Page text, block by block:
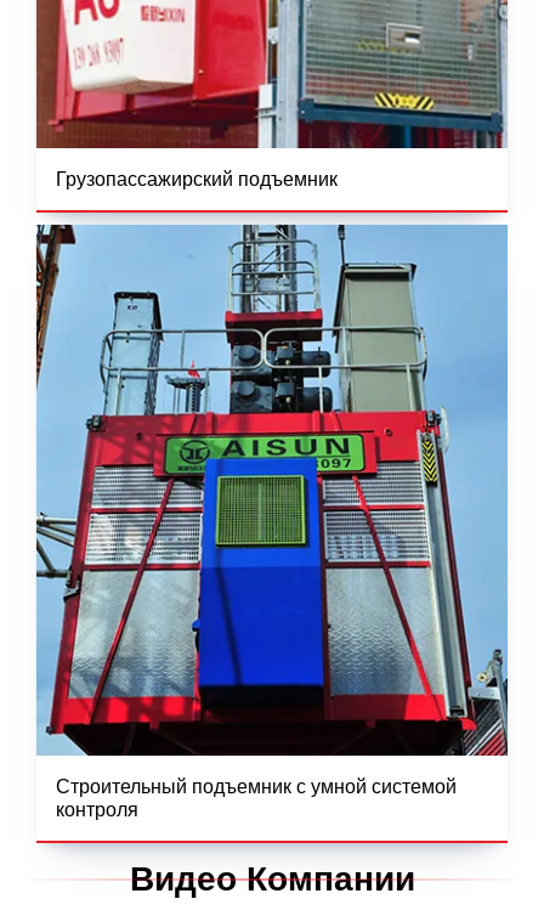
Грузопассажирский подъемник
Строительный подъемник с умной системой
контроля
Видео Компании